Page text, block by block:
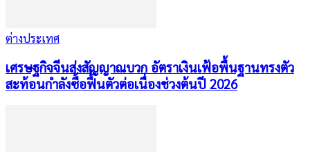
ต่างประเทศ
เศรษฐกิจจีนส่งสัญญาณบวก อัตราเงินเฟ้อพื้นฐานทรงตัว
สะท้อนกำลังซื้อฟื้นตัวต่อเนื่องช่วงต้นปี 2026